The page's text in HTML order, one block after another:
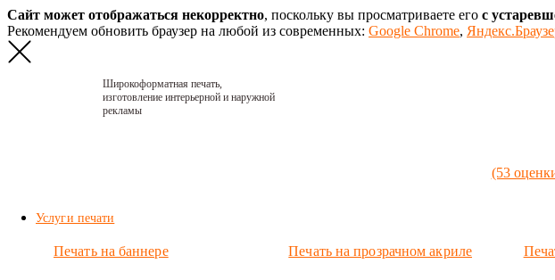
Сайт может отображаться некорректно, поскольку вы просматриваете его с
Рекомендуем обновить браузер на любой из современных: Google Chrome,
Широкоформатная печать,
изготовление интерьерной и наружной
рекламы
(53
Услуги печати
Печать на баннере Печать на прозрачном акриле
2007.
Баннеры